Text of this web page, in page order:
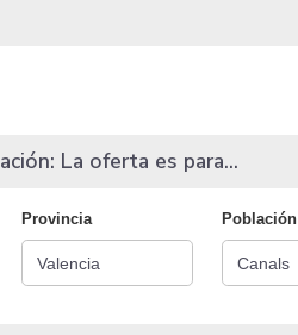
La oferta es para...
Provincia Población